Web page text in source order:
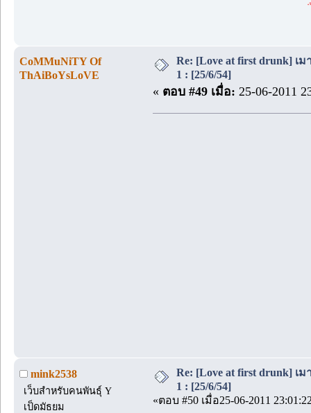
CoMMuNiTY Of
ThAiBoYsLoVE
Re: [Love at first drunk] เ
1 : [25/6/54]
« ตอบ #49 เมื่อ: 25-06-2011
mink2538
เว็บสำหรับคนพันธุ์ Y
เป็ดมัธยม
Re: [Love at first drunk] เ
1 : [25/6/54]
«ตอบ #50 เมื่อ25-06-2011